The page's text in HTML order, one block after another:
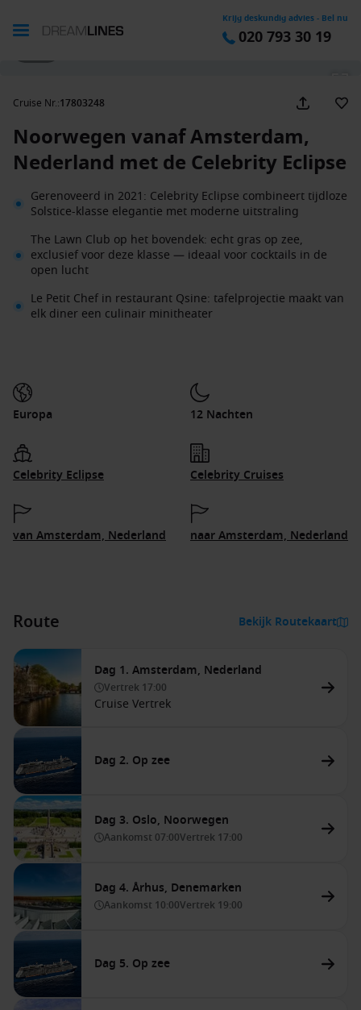
Krijg deskundig advies - Bel nu
020 793 30 19
Cruise Nr.:17803248
Noorwegen vanaf Amsterdam,
Nederland met de Celebrity Eclipse
Gerenoveerd in 2021: Celebrity Eclipse combineert tijdloze
Solstice-klasse elegantie met moderne uitstraling
The Lawn Club op het bovendek: echt gras op zee,
exclusief voor deze klasse — ideaal voor cocktails in de
open lucht
Le Petit Chef in restaurant Qsine: tafelprojectie maakt van
elk diner een culinair minitheater
Europa 12 Nachten
Celebrity Eclipse Celebrity Cruises
van Amsterdam, Nederland naar Amsterdam, Nederland
Route Bekijk Routekaart
Dag 1. Amsterdam, Nederland
Vertrek 17:00
Cruise Vertrek
Dag 2. Op zee
Dag 3. Oslo, Noorwegen
Aankomst 07:00Vertrek 17:00
Dag 4. Århus, Denemarken
Aankomst 10:00Vertrek 19:00
Dag 5. Op zee